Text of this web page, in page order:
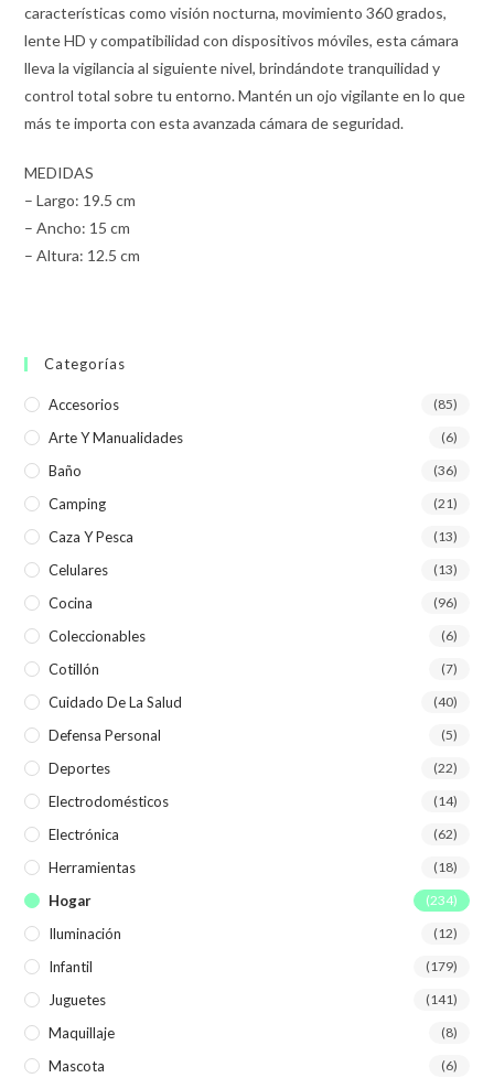
características como visión nocturna, movimiento 360 grados,
lente HD y compatibilidad con dispositivos móviles, esta cámara
lleva la vigilancia al siguiente nivel, brindándote tranquilidad y
control total sobre tu entorno. Mantén un ojo vigilante en lo que
más te importa con esta avanzada cámara de seguridad.
MEDIDAS
– Largo: 19.5 cm
– Ancho: 15 cm
– Altura: 12.5 cm
Categorías
Accesorios (85)
Arte Y Manualidades (6)
Baño (36)
Camping (21)
Caza Y Pesca (13)
Celulares (13)
Cocina (96)
Coleccionables (6)
Cotillón (7)
Cuidado De La Salud (40)
Defensa Personal (5)
Deportes (22)
Electrodomésticos (14)
Electrónica (62)
Herramientas (18)
Hogar (234)
Iluminación (12)
Infantil (179)
Juguetes (141)
Maquillaje (8)
Mascota (6)